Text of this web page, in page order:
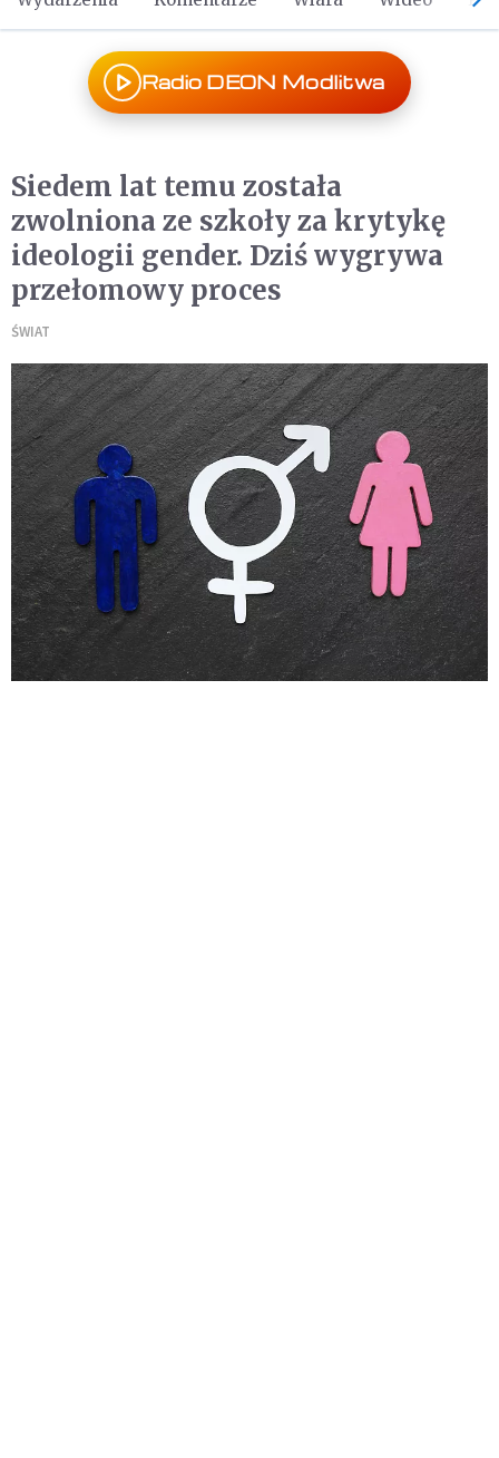
Radio DEON Modlitwa
Siedem lat temu została
zwolniona ze szkoły za krytykę
ideologii gender. Dziś wygrywa
przełomowy proces
ŚWIAT